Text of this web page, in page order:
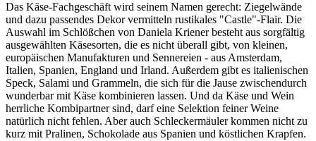
Das Käse-Fachgeschäft wird seinem Namen gerecht: Ziegelwände
und dazu passendes Dekor vermitteln rustikales "Castle"-Flair. Die
Auswahl im Schlößchen von Daniela Kriener besteht aus sorgfältig
ausgewählten Käsesorten, die es nicht überall gibt, von kleinen,
europäischen Manufakturen und Sennereien - aus Amsterdam,
Italien, Spanien, England und Irland. Außerdem gibt es italienischen
Speck, Salami und Grammeln, die sich für die Jause zwischendurch
wunderbar mit Käse kombinieren lassen. Und da Käse und Wein
herrliche Kombipartner sind, darf eine Selektion feiner Weine
natürlich nicht fehlen. Aber auch Schleckermäuler kommen nicht zu
kurz mit Pralinen, Schokolade aus Spanien und köstlichen Krapfen.